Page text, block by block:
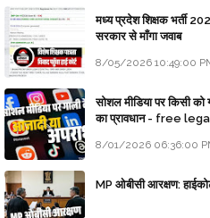
मध्य प्रदेश शिक्षक भर्ती
सरकार से माँगा जवाब
8/05/2026 10:49:00
सोशल मीडिया पर किसी
का प्रावधान - free
8/01/2026 06:36:00
MP ओबीसी आरक्षण: